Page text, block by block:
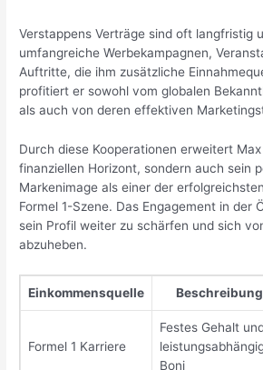
Verstappens Verträge sind oft langfristig
umfangreiche Werbekampagnen,
Auftritte, die ihm zusätzliche
profitiert er sowohl vom globalen
als auch von deren effektiven
Durch diese Kooperationen erweitert
finanziellen Horizont, sondern auch sein
Markenimage als einer der
Formel 1-Szene. Das Engagement in der
sein Profil weiter zu schärfen und sich
abzuheben.
Einkommensquelle Beschreibung
Formel 1 Karriere
Festes Gehalt
Boni